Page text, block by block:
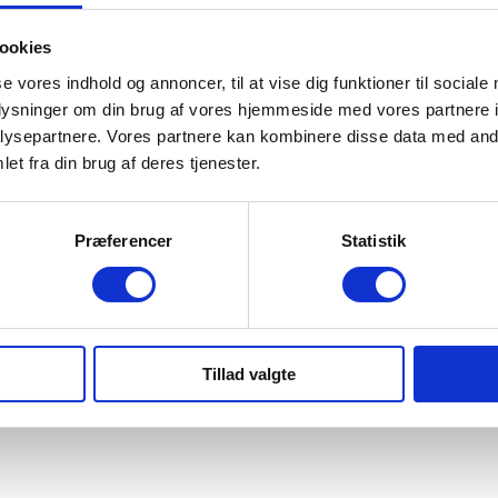
vores indhold og annoncer, til at vise dig funktioner til sociale
om din brug af vores hjemmeside med vores partnere
Vores partnere kan kombinere disse data med
fra din brug af deres tjenester.
Præferencer Statistik
Tillad valgte
og type
døre
Graphite Black